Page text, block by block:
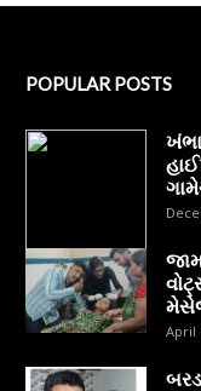
POPULAR POSTS
April